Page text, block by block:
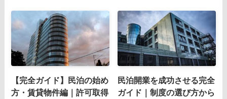
【完全ガイド】民泊の始め
方・賃貸物件編｜許可取得
民泊開業を成功させる完全
ガイド｜制度の選び方から